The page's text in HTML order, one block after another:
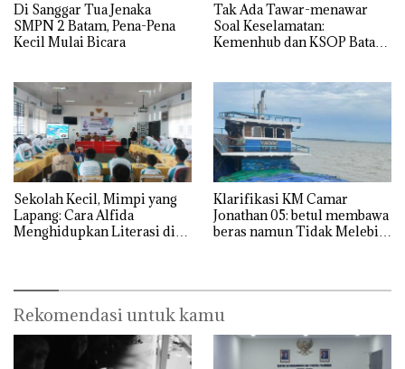
Di Sanggar Tua Jenaka
SMPN 2 Batam, Pena-Pena
Kecil Mulai Bicara
Tak Ada Tawar-menawar
Soal Keselamatan:
Kemenhub dan KSOP Batam
Sekolah Kecil, Mimpi yang
Lapang: Cara Alfida
Menghidupkan Literasi di
Klarifikasi KM Camar
Jonathan 05: betul membawa
beras namun Tidak Melebihi
Rekomendasi untuk kamu